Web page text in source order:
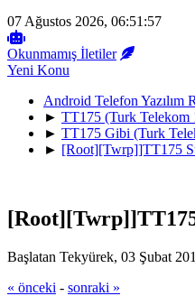
07 Ağustos 2026, 06:51:57
Okunmamış İletiler
Yeni Konu
Android Telefon Yazılım
► TT175 (Turk Telekom
► TT175 Gibi (Turk
► [Root][Twrp]]TT175
Başlatan Tekyürek, 03 Şubat
« önceki - sonraki »